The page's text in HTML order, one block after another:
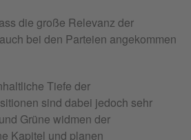
die große Relevanz der
bei den Parteien angekommen
Tiefe der
sind dabei jedoch sehr
Grüne widmen der
Kapitel und planen